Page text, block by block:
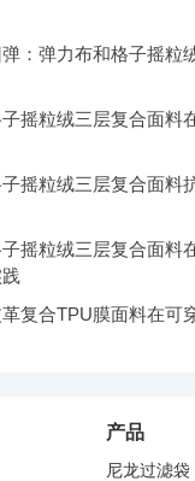
：弹力布和格子摇粒
摇粒绒三层复合面料
摇粒绒三层复合面料
摇粒绒三层复合面料
复合TPU膜面料在可
产品
尼龙过滤袋